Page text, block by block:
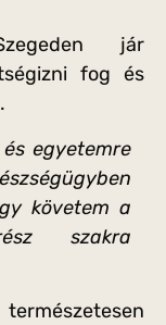
jár
fog és
egyetemre
követem a
szakra